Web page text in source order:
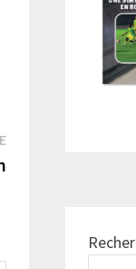
Publication
suivante :